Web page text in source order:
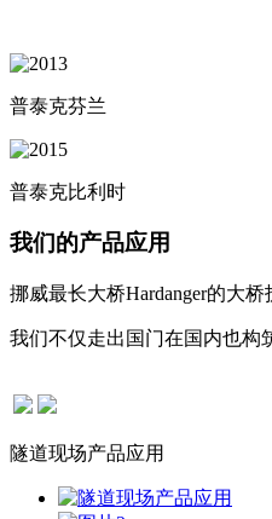
普泰克芬兰
普泰克比利时
我们的产品应用
挪威最长大桥Hardanger的大桥
我们不仅走出国门在国内也构
隧道现场产品应用